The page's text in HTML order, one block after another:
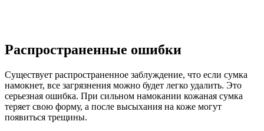
Распространенные ошибки
Существует распространенное заблуждение, что если сумка
намокнет, все загрязнения можно будет легко удалить. Это
серьезная ошибка. При сильном намокании кожаная сумка
теряет свою форму, а после высыхания на коже могут
появиться трещины.